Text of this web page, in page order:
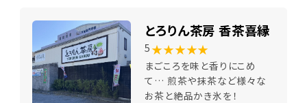
とろりん茶房 香茶喜縁
5 ★★★★★
まごころを味と香りにこめ
て… 煎茶や抹茶など様々な
お茶と絶品かき氷を！